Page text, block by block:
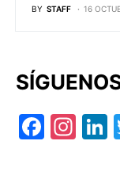
BY STAFF 16